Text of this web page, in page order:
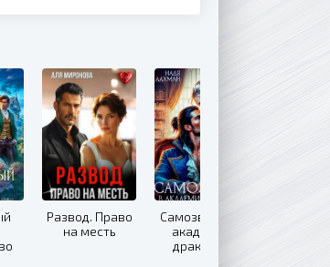
Развод. Право
на месть
Самозванка в
академии
драконов